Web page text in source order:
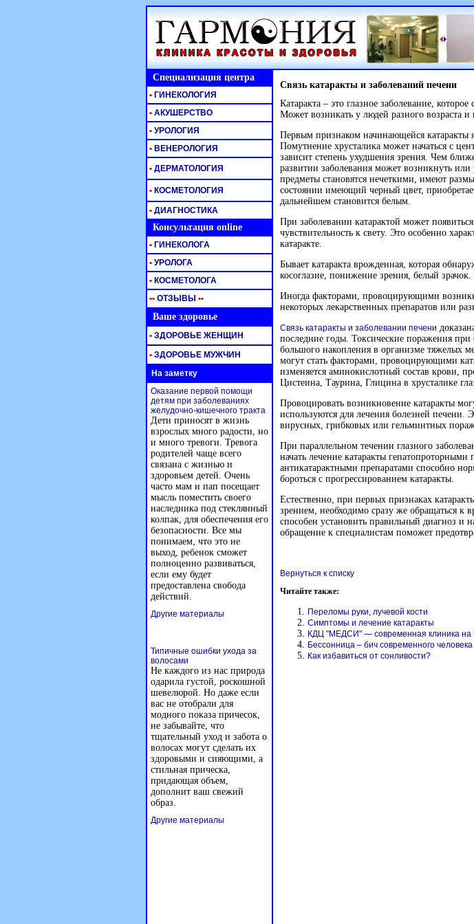
Специализация центра Связь катаракты и заболеваний печени
Катаракта – это глазное заболевание,
Может возникать у людей разного возраста
Первым признаком начинающейся катаракты
Помутнение хрусталика может начаться с
зависит степень ухудшения зрения. Чем
развитии заболевания может возникнуть
предметы становятся нечеткими, имеют
состоянии имеющий черный цвет,
дальнейшем становится белым.
При заболевании катарактой может
чувствительность к свету. Это особенно
катаракте.
Бывает катаракта врожденная, которая
косоглазие, понижение зрения, белый зрачок.
Иногда факторами, провоцирующими
некоторых лекарственных препаратов или
Связь катаракты и заболевании печени
последние годы. Токсические поражения
большого накопления в организме тяжелых
могут стать факторами, провоцирующими
изменяется аминокислотный состав крови,
Цистеина, Таурина, Глицина в хрусталике
Провоцировать возникновение катаракты
используются для лечения болезней печени.
вирусных, грибковых или гельминтных
При параллельном течении глазного
начать лечение катаракты
антикатарактными препаратами способно
бороться с прогрессированием катаракты.
Естественно, при первых признаках
зрением, необходимо сразу же обращаться к
способен установить правильный диагноз и
обращение к специалистам поможет
Вернуться к списку
Читайте также:
Переломы руки, лучевой кости
Симптомы и лечение катаракты
КДЦ "МЕДСИ" — современная клиника на
Бессонница – бич современного человека
Как избавиться от сонливости?
• ГИНЕКОЛОГИЯ
• АКУШЕРСТВО
• УРОЛОГИЯ
• ВЕНЕРОЛОГИЯ
• ДЕРМАТОЛОГИЯ
• КОСМЕТОЛОГИЯ
• ДИАГНОСТИКА
Консультация online
• ГИНЕКОЛОГА
• УРОЛОГА
• КОСМЕТОЛОГА
•• ОТЗЫВЫ ••
Ваше здоровье
• ЗДОРОВЬЕ ЖЕНЩИН
• ЗДОРОВЬЕ МУЖЧИН
На заметку
Оказание первой помощи
детям при заболеваниях
желудочно-кишечного тракта
Дети приносят в жизнь
взрослых много радости, но
и много тревоги. Тревога
родителей чаще всего
связана с жизнью и
здоровьем детей. Очень
часто мам и пап посещает
мысль поместить своего
наследника под стеклянный
колпак, для обеспечения его
безопасности. Все мы
понимаем, что это не
выход, ребенок сможет
полноценно развиваться,
если ему будет
предоставлена свобода
действий.
Другие материалы
Типичные ошибки ухода за
волосами
Не каждого из нас природа
одарила густой, роскошной
шевелюрой. Но даже если
вас не отобрали для
модного показа причесок,
не забывайте, что
тщательный уход и забота о
волосах могут сделать их
здоровыми и сияющими, а
стильная прическа,
придающая объем,
дополнит ваш свежий
образ.
Другие материалы